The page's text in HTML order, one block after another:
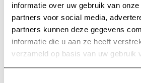
informatie over uw gebruik van
partners voor social media,
partners kunnen deze gegevens
informatie die u aan ze heeft
verzameld op basis van uw gebruik
Voettekst